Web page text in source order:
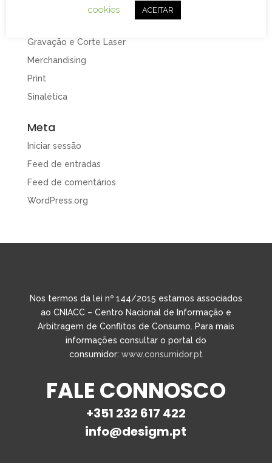
Decoração de Viaturas
Gravação e Corte Laser
Merchandising
Print
Sinalética
Meta
Iniciar sessão
Feed de entradas
Feed de comentários
WordPress.org
Nos termos da lei nº 144/2015 estamos associados
ao CNIACC – Centro Nacional de Informação e
Arbitragem de Conflitos de Consumo. Para mais
informações consultar o portal do
consumidor: www.consumidor.pt
FALE CONNOSCO
+351 232 617 422
info@desigm.pt
cookies
ACEITAR